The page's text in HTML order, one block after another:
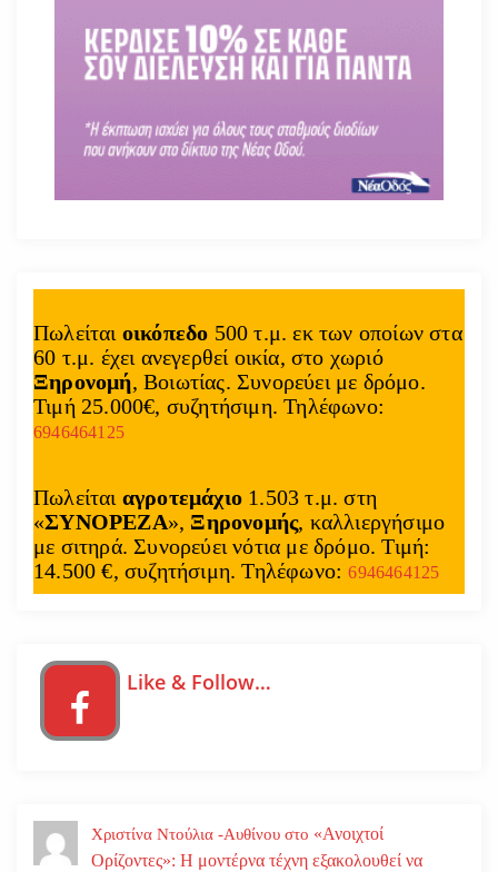
Πωλείται οικόπεδο 500 τ.μ. εκ των οποίων στα
60 τ.μ. έχει ανεγερθεί οικία, στο χωριό
Ξηρονομή, Βοιωτίας. Συνορεύει με δρόμο.
Τιμή 25.000€, συζητήσιμη. Τηλέφωνο:
6946464125
Πωλείται αγροτεμάχιο 1.503 τ.μ. στη
«ΣΥΝΟΡΕΖΑ», Ξηρονομής, καλλιεργήσιμο
με σιτηρά. Συνορεύει νότια με δρόμο. Τιμή:
14.500 €, συζητήσιμη. Τηλέφωνο:6946464125
Like & Follow…
Χριστίνα Ντούλια -Αυθίνου στο «Ανοιχτοί
Ορίζοντες»: Η μοντέρνα τέχνη εξακολουθεί να